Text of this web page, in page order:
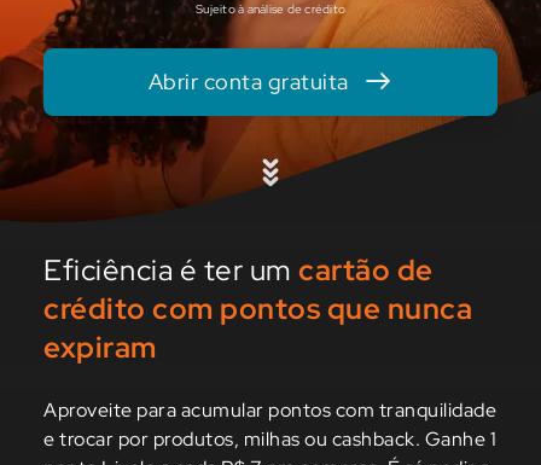
Sujeito à análise de crédito
Abrir conta gratuita
Eficiência é ter um cartão de
crédito com pontos que nunca
expiram
Aproveite para acumular pontos com tranquilidade
e trocar por produtos, milhas ou cashback. Ganhe 1